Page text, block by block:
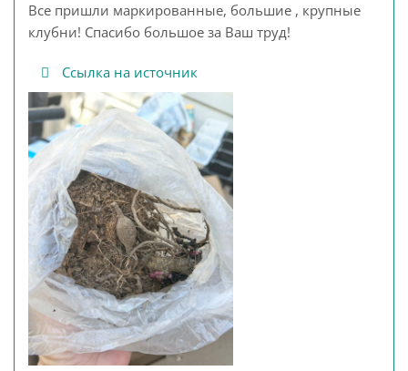
Все пришли маркированные, большие , крупные
клубни! Спасибо большое за Ваш труд!
Ссылка на источник